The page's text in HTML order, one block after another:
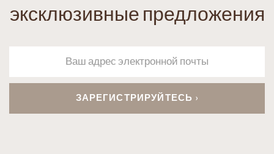
эксклюзивные предложения